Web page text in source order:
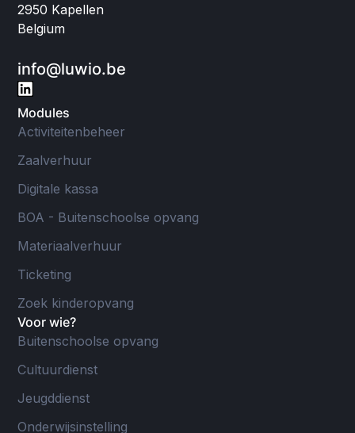
2950 Kapellen
Belgium
info@luwio.be
Modules
Activiteitenbeheer
Zaalverhuur
Digitale kassa
BOA - Buitenschoolse opvang
Materiaalverhuur
Ticketing
Zoek kinderopvang
Voor wie?
Buitenschoolse opvang
Cultuurdienst
Jeugddienst
Onderwijsinstelling